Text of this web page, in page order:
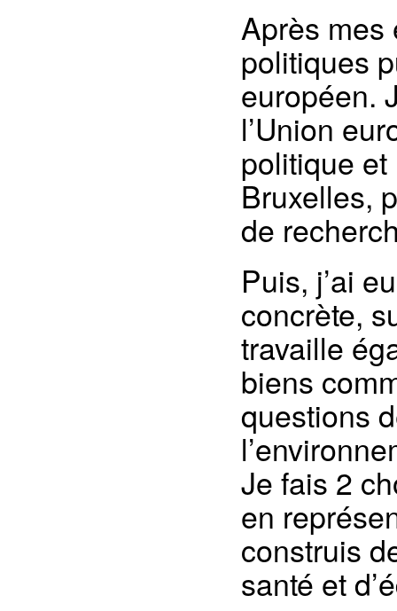
Après mes
politiques
européen.
l’Union
politique et
Bruxelles,
de
Puis, j’ai
concrète,
travaille
biens
questions
Je fais 2
en
construis
santé et